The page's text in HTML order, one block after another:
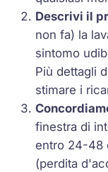
Descrivi il
non fa) la
sintomo
Più dettagli
stimare i
finestra di
entro 24-48
(perdita